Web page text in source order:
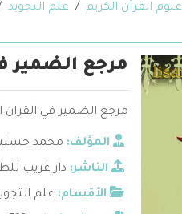
علوم القرآن الكريم علم التجويد
مرجع الضمير
مرجع الضمير في
المؤلف: محمد
الناشر: دار غريب
الأقسام: علم